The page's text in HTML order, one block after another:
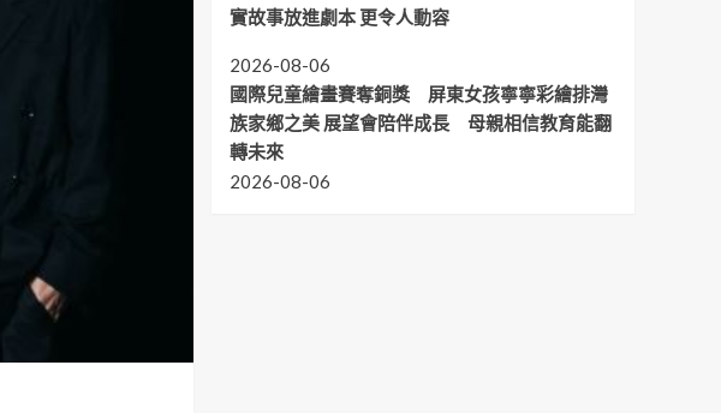
實故事放進劇本 更令人動容
2026-08-06
國際兒童繪畫賽奪銅獎 屏東女孩寧寧彩繪排灣
族家鄉之美 展望會陪伴成長 母親相信教育能翻
轉未來
2026-08-06